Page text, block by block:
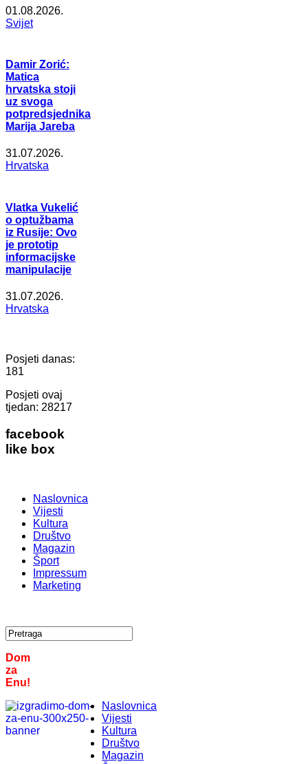
01.08.2026.
Svijet
Damir Zorić:
Matica
hrvatska stoji
uz svoga
potpredsjednika
Marija Jareba
31.07.2026.
Hrvatska
Vlatka Vukelić
o optužbama
iz Rusije: Ovo
je prototip
informacijske
manipulacije
31.07.2026.
Hrvatska
Posjeti danas:
181
Posjeti ovaj
tjedan: 28217
facebook
like box
Naslovnica
Vijesti
Kultura
Društvo
Magazin
Šport
Impressum
Marketing
Dom
za
Enu!
Naslovnica
Vijesti
Kultura
Društvo
Magazin